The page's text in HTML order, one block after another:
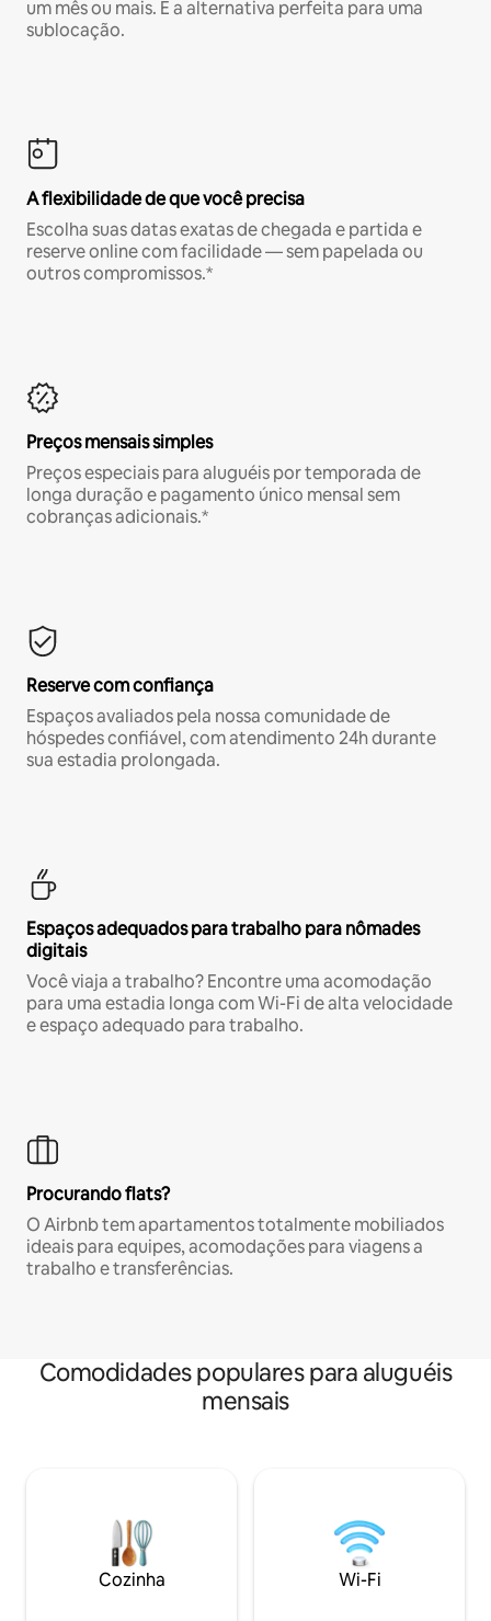
um mês ou mais. É a alternativa perfeita para uma
sublocação.
A flexibilidade de que você precisa
Escolha suas datas exatas de chegada e partida e
reserve online com facilidade — sem papelada ou
outros compromissos.*
Preços mensais simples
Preços especiais para aluguéis por temporada de
longa duração e pagamento único mensal sem
cobranças adicionais.*
Reserve com confiança
Espaços avaliados pela nossa comunidade de
hóspedes confiável, com atendimento 24h durante
sua estadia prolongada.
Espaços adequados para trabalho para nômades
digitais
Você viaja a trabalho? Encontre uma acomodação
para uma estadia longa com Wi-Fi de alta velocidade
e espaço adequado para trabalho.
Procurando flats?
O Airbnb tem apartamentos totalmente mobiliados
ideais para equipes, acomodações para viagens a
trabalho e transferências.
Comodidades populares para aluguéis
mensais
Cozinha Wi-Fi